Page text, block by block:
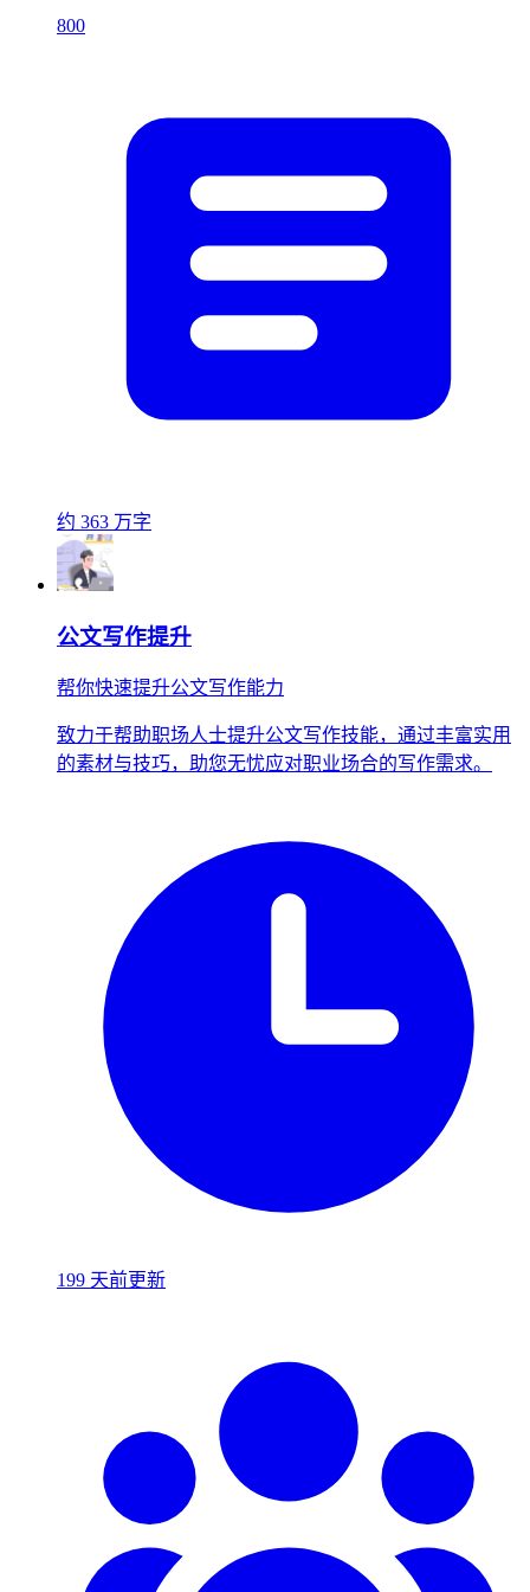
800
约 363 万字
公文写作提升
帮你快速提升公文写作能力
致力于帮助职场人士提升公文写作技能，通过丰富实用
的素材与技巧，助您无忧应对职业场合的写作需求。
199 天前更新